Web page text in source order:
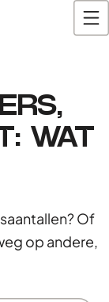
WAT
Of
op andere,